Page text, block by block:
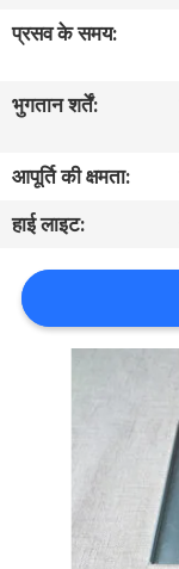
गुणवत्ता
नियंत्रण
संपर्क
करें
समाचार
प्रसव के समय:
भुगतान शर्तें:
आपूर्ति की क्षमता:
हाई लाइट: